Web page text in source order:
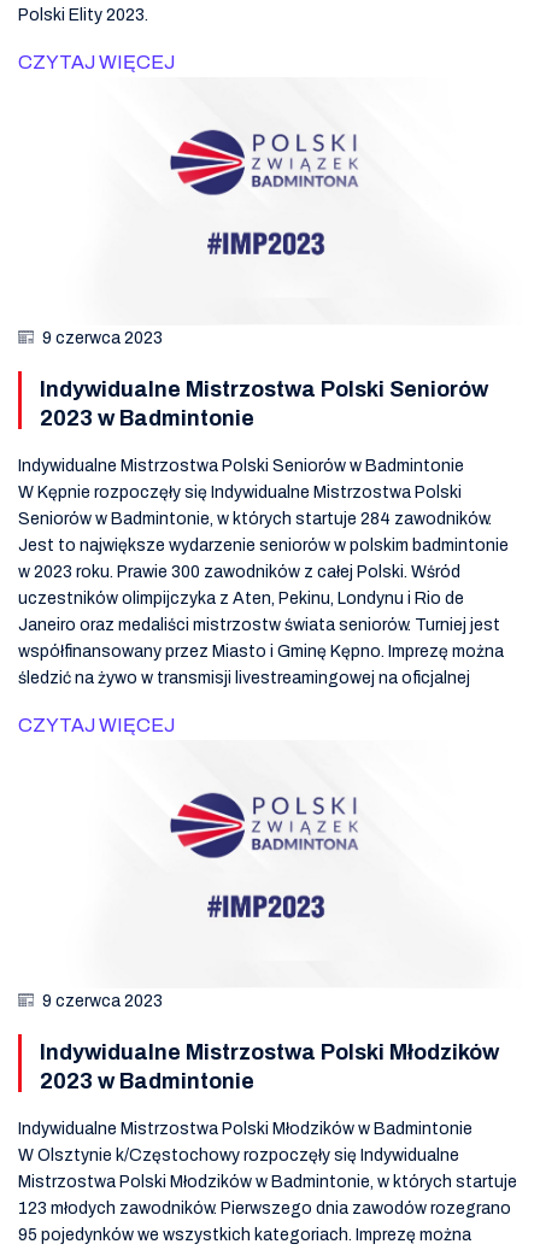
Polski Elity 2023.
CZYTAJ WIĘCEJ
9 czerwca 2023
Indywidualne Mistrzostwa Polski Seniorów
2023 w Badmintonie
Indywidualne Mistrzostwa Polski Seniorów w Badmintonie
W Kępnie rozpoczęły się Indywidualne Mistrzostwa Polski
Seniorów w Badmintonie, w których startuje 284 zawodników.
Jest to największe wydarzenie seniorów w polskim badmintonie
w 2023 roku. Prawie 300 zawodników z całej Polski. Wśród
uczestników olimpijczyka z Aten, Pekinu, Londynu i Rio de
Janeiro oraz medaliści mistrzostw świata seniorów. Turniej jest
współfinansowany przez Miasto i Gminę Kępno. Imprezę można
śledzić na żywo w transmisji livestreamingowej na oficjalnej
CZYTAJ WIĘCEJ
9 czerwca 2023
Indywidualne Mistrzostwa Polski Młodzików
2023 w Badmintonie
Indywidualne Mistrzostwa Polski Młodzików w Badmintonie
W Olsztynie k/Częstochowy rozpoczęły się Indywidualne
Mistrzostwa Polski Młodzików w Badmintonie, w których startuje
123 młodych zawodników. Pierwszego dnia zawodów rozegrano
95 pojedynków we wszystkich kategoriach. Imprezę można